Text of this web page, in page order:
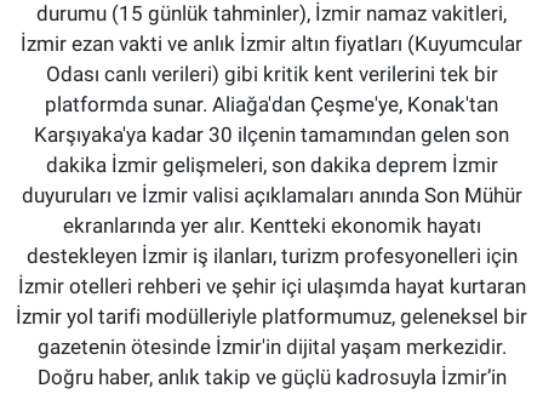
durumu (15 günlük tahminler), İzmir namaz vakitleri,
İzmir ezan vakti ve anlık İzmir altın fiyatları (Kuyumcular
Odası canlı verileri) gibi kritik kent verilerini tek bir
platformda sunar. Aliağa'dan Çeşme'ye, Konak'tan
Karşıyaka'ya kadar 30 ilçenin tamamından gelen son
dakika İzmir gelişmeleri, son dakika deprem İzmir
duyuruları ve İzmir valisi açıklamaları anında Son Mühür
ekranlarında yer alır. Kentteki ekonomik hayatı
destekleyen İzmir iş ilanları, turizm profesyonelleri için
İzmir otelleri rehberi ve şehir içi ulaşımda hayat kurtaran
İzmir yol tarifi modülleriyle platformumuz, geleneksel bir
gazetenin ötesinde İzmir'in dijital yaşam merkezidir.
Doğru haber, anlık takip ve güçlü kadrosuyla İzmir’in